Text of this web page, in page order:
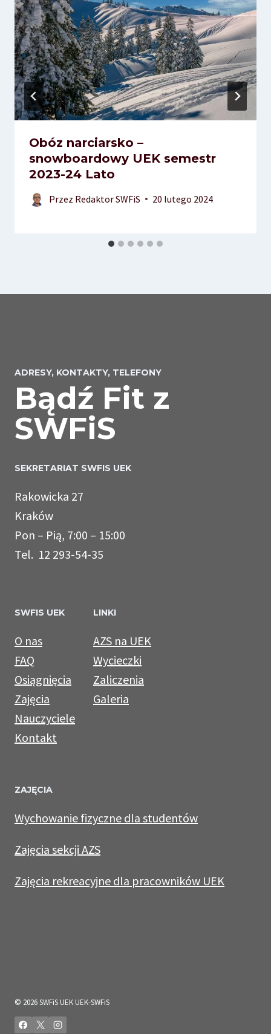
Obóz narciarsko –
snowboardowy UEK semestr
2023-24 Lato
Przez Redaktor SWFiS 20 lutego 2024
ADRESY, KONTAKTY, TELEFONY
Bądź Fit z
SWFiS
SEKRETARIAT SWFIS UEK
Rakowicka 27
Kraków
Pon – Pią, 7:00 – 15:00
Tel. 12 293-54-35
SWFIS UEK
O nas
FAQ
Osiągnięcia
Zajęcia
Nauczyciele
Kontakt
LINKI
AZS na UEK
Wycieczki
Zaliczenia
Galeria
ZAJĘCIA
Wychowanie fizyczne dla studentów
Zajęcia sekcji AZS
Zajęcia rekreacyjne dla pracowników UEK
© 2026 SWFiS UEK UEK-SWFiS